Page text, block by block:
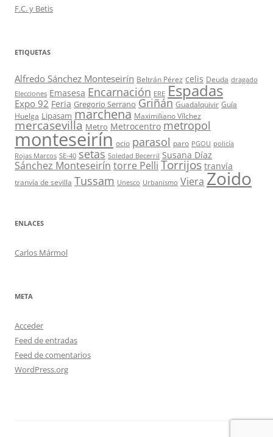
F.C. y Betis
ETIQUETAS
Alfredo Sánchez Monteseirín Beltrán Pérez celis Deuda dragado
Elecciones Emasesa Encarnación ERE Espadas
Expo 92 Feria Gregorio Serrano Griñán Guadalquivir Guía
Huelga Lipasam marchena Maximiliano Vílchez
mercasevilla Metro Metrocentro metropol
monteseirín ocio parasol paro PGOU policía
Rojas Marcos SE-40 setas Soledad Becerril Susana Díaz
Sánchez Monteseirín torre Pelli Torrijos tranvía
tranvía de sevilla Tussam Unesco Urbanismo Viera Zoido
ENLACES
Carlos Mármol
META
Acceder
Feed de entradas
Feed de comentarios
WordPress.org